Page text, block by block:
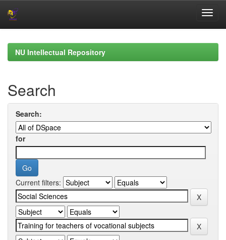
navigationNU Intellectual Repository
Search
Search:
for
Current filters: